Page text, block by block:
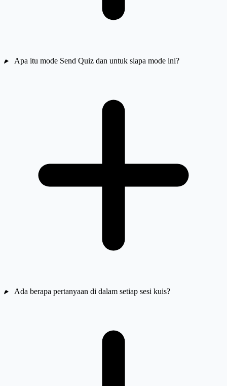
Apa itu mode Send Quiz dan untuk siapa mode ini?
Ada berapa pertanyaan di dalam setiap sesi kuis?